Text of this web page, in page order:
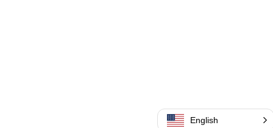
English